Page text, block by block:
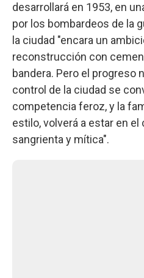
desarrollará en 1953, en
por los bombardeos de la
la ciudad "encara un
reconstrucción con
bandera. Pero el progreso
control de la ciudad se
competencia feroz, y la
estilo, volverá a estar en
sangrienta y mítica".